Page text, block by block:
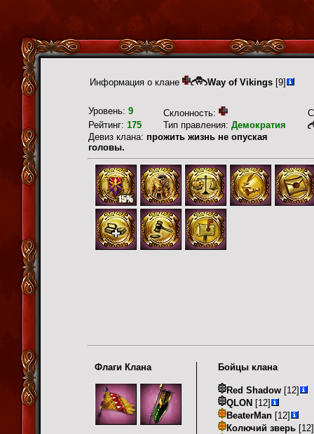
Информация о клане Way of Vikings [9]
Уровень: 9 Склонность:
Рейтинг: 175 Тип правления: Демократия
Девиз клана: прожить жизнь не опуская
головы.
Флаги Клана Бойцы клана
Red Shadow [12]
QLON [12]
BeaterMan [12]
Колючий зверь [12]